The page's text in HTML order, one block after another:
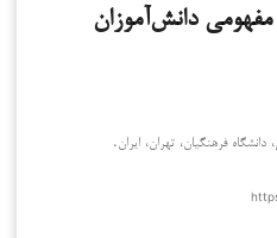
دانش‌آموزان
فرهنگیان، تهران، ایران.